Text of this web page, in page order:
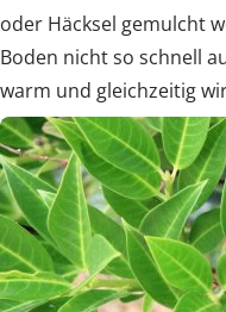
oder Häcksel gemulcht
Boden nicht so schnell
warm und gleichzeitig